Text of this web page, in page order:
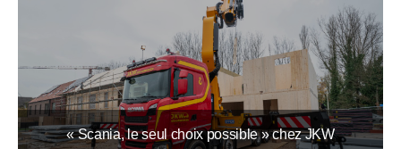
« Scania, le seul choix possible » chez JKW